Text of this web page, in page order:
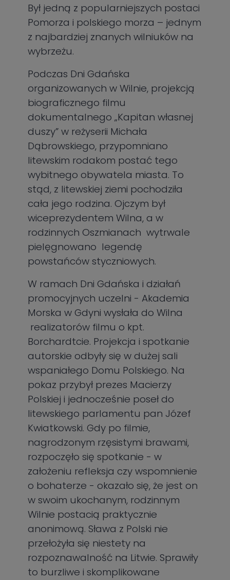
Był jedną z popularniejszych postaci
Pomorza i polskiego morza – jednym
z najbardziej znanych wilniuków na
wybrzeżu.
Podczas Dni Gdańska
organizowanych w Wilnie, projekcją
biograficznego filmu
dokumentalnego „Kapitan własnej
duszy” w reżyserii Michała
Dąbrowskiego, przypomniano
litewskim rodakom postać tego
wybitnego obywatela miasta. To
stąd, z litewskiej ziemi pochodziła
cała jego rodzina. Ojczym był
wiceprezydentem Wilna, a w
rodzinnych Oszmianach wytrwale
pielęgnowano legendę
powstańców styczniowych.
W ramach Dni Gdańska i działań
promocyjnych uczelni - Akademia
Morska w Gdyni wysłała do Wilna
realizatorów filmu o kpt.
Borchardtcie. Projekcja i spotkanie
autorskie odbyły się w dużej sali
wspaniałego Domu Polskiego. Na
pokaz przybył prezes Macierzy
Polskiej i jednocześnie poseł do
litewskiego parlamentu pan Józef
Kwiatkowski. Gdy po filmie,
nagrodzonym rzęsistymi brawami,
rozpoczęło się spotkanie - w
założeniu refleksja czy wspomnienie
o bohaterze - okazało się, że jest on
w swoim ukochanym, rodzinnym
Wilnie postacią praktycznie
anonimową. Sława z Polski nie
przełożyła się niestety na
rozpoznawalność na Litwie. Sprawiły
to burzliwe i skomplikowane